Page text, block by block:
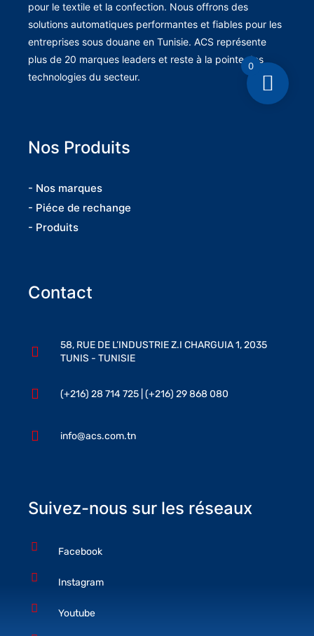
pour le textile et la confection. Nous offrons des
solutions automatiques performantes et fiables pour les
entreprises sous douane en Tunisie. ACS représente
plus de 20 marques leaders et reste à la pointe des
technologies du secteur.
Nos Produits
- Nos marques
- Piéce de rechange
- Produits
Contact
58, RUE DE L’INDUSTRIE Z.I CHARGUIA 1, 2035
TUNIS - TUNISIE
(+216) 28 714 725 | (+216) 29 868 080
info@acs.com.tn
Suivez-nous sur les réseaux
Facebook
Instagram
Youtube
0